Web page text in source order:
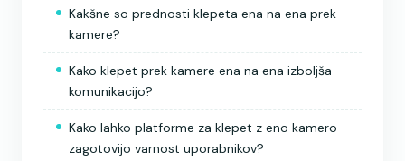
Kakšne so prednosti klepeta ena na ena prek
kamere?
Kako klepet prek kamere ena na ena izboljša
komunikacijo?
Kako lahko platforme za klepet z eno kamero
zagotovijo varnost uporabnikov?